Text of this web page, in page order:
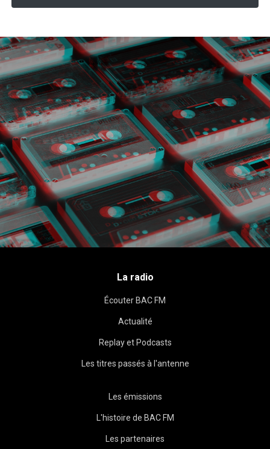
La radio
Écouter BAC FM
Actualité
Replay et Podcasts
Les titres passés à l'antenne
Les émissions
L'histoire de BAC FM
Les partenaires